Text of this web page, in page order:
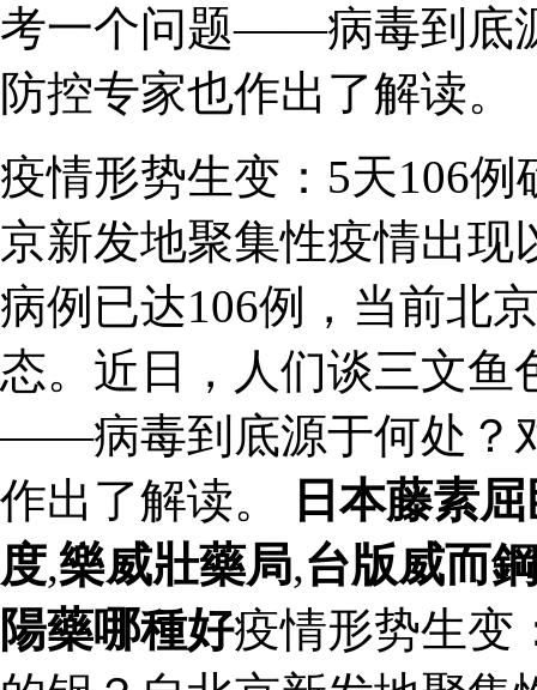
考一个问题——病毒到底
防控专家也作出了解读。
疫情形势生变：5天106
京新发地聚集性疫情出现
病例已达106例，当前北
态。近日，人们谈三文
——病毒到底源于何处？
作出了解读。
日本藤素
度,樂威壯藥局,台版威而鋼
陽藥哪種好疫情形势生变